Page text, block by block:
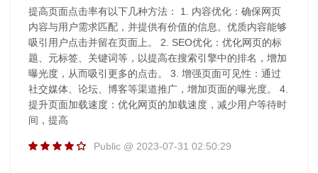
提高页面点击率有以下几种方法： 1. 内容优化：确保网页
内容与用户需求匹配，并提供有价值的信息。优质内容能够
吸引用户点击并留在页面上。 2. SEO优化：优化网页的标
题、元标签、关键词等，以提高在搜索引擎中的排名，增加
曝光度，从而吸引更多的点击。 3. 增强页面可见性：通过
社交媒体、论坛、博客等渠道推广，增加页面的曝光度。 4.
提升页面加载速度：优化网页的加载速度，减少用户等待时
间，提高
Public @ 2023-07-31 02:50:29